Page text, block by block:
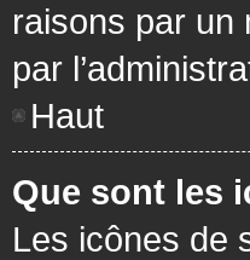
raisons par un
par
Haut
Que sont les
Les icônes de